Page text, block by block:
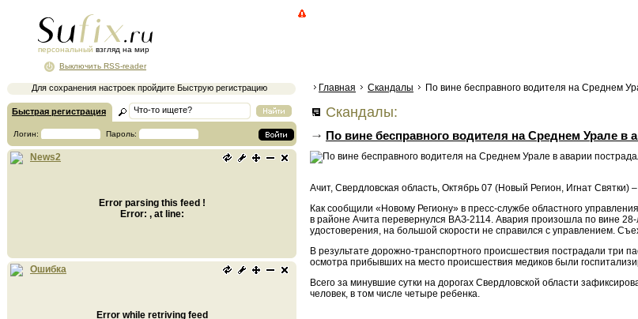
персональный взгляд на мир
Для сохранения настроек пройдите Быструю регистрацию
Выключить RSS-reader
Быстрая регистрация
Логин: Пароль:
News2
Error parsing this feed !
Error: , at line:
Ошибка
Error while retriving feed
Главная Скандалы По вине бесправного водителя на Среднем
Скандалы:
По вине бесправного водителя на Среднем Урале в
Ачит, Свердловская область, Октябрь 07 (Новый Регион, Игнат
Как сообщили «Новому Региону» в пресс-службе областного
в районе Ачита перевернулся ВАЗ-2114. Авария произошла по вине 28-
удостоверения, на большой скорости не справился с управлением.
В результате дорожно-транспортного происшествия пострадали три
осмотра прибывших на место происшествия медиков были
Всего за минувшие сутки на дорогах Свердловской области
человек, в том числе четыре ребенка.